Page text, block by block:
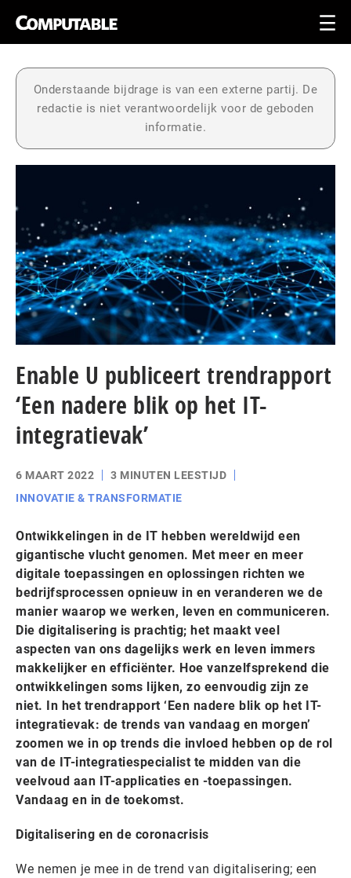
Onderstaande bijdrage is van een externe partij. De
redactie is niet verantwoordelijk voor de geboden
informatie.
Enable U publiceert trendrapport
‘Een nadere blik op het IT-
integratievak’
6 MAART 2022
3 MINUTEN LEESTIJD
INNOVATIE & TRANSFORMATIE
Ontwikkelingen in de IT hebben wereldwijd een
gigantische vlucht genomen. Met meer en meer
digitale toepassingen en oplossingen richten we
bedrijfsprocessen opnieuw in en veranderen we de
manier waarop we werken, leven en communiceren.
Die digitalisering is prachtig; het maakt veel
aspecten van ons dagelijks werk en leven immers
makkelijker en efficiënter. Hoe vanzelfsprekend die
ontwikkelingen soms lijken, zo eenvoudig zijn ze
niet. In het trendrapport ‘Een nadere blik op het IT-
integratievak: de trends van vandaag en morgen’
zoomen we in op trends die invloed hebben op de rol
van de IT-integratiespecialist te midden van die
veelvoud aan IT-applicaties en -toepassingen.
Vandaag en in de toekomst.
Digitalisering en de coronacrisis
We nemen je mee in de trend van digitalisering; een